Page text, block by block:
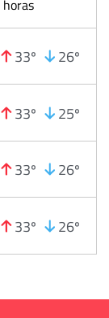
horas
33º 26º
33º 25º
33º 26º
33º 26º